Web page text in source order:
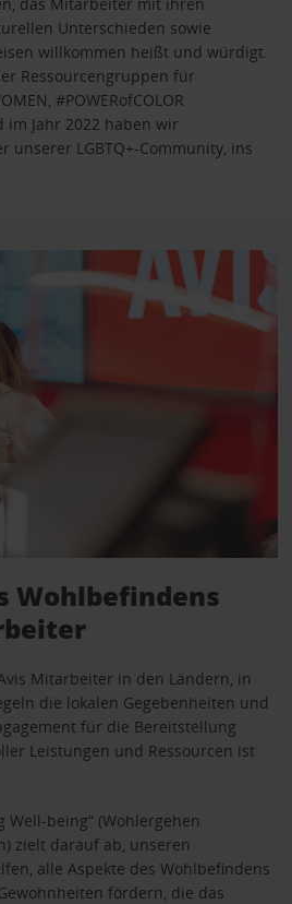
Unterschieden sowie
willkommen heißt und würdigt.
Ressourcengruppen für
#POWERofCOLOR
im Jahr 2022 haben wir
unserer LGBTQ+-Community, ins
Wohlbefindens
Mitarbeiter in den Ländern, in
die lokalen Gegebenheiten und
für die Bereitstellung
Leistungen und Ressourcen ist
Well-being“ (Wohlergehen
zielt darauf ab, unseren
alle Aspekte des Wohlbefindens
fördern, die das